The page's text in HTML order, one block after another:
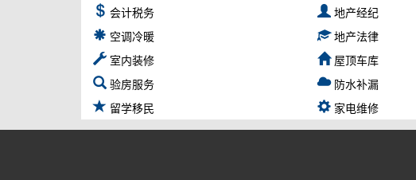
会计税务 地产经纪
空调冷暖
地产法律
室内装修
屋顶车库
验房服务
防水补漏
留学移民
家电维修